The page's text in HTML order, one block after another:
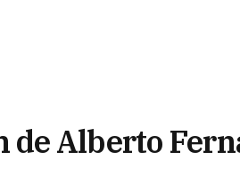
de Alberto